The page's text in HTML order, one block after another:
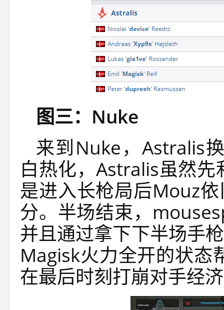
图三：Nuke
来到Nuke，Astralis
白热化，Astralis虽然
是进入长枪局后Mouz
分。半场结束，
并且通过拿下下半场手
Magisk火力全开的状态
在最后时刻打崩对手经